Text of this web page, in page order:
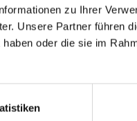
zu Ihrer
Unsere Partner führen
oder die sie im